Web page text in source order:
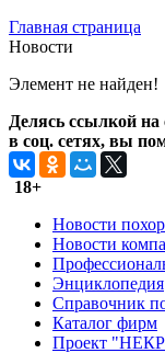
Главная страница
Новости
Элемент не найден!
Делясь ссылкой на
в соц. сетях, вы
18+
Новости
Новости
Энциклопедия
Справочник
Каталог фирм
Проект